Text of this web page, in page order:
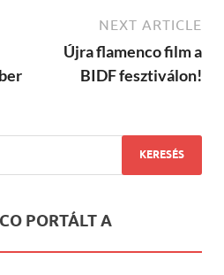
NEXT ARTICLE
Újra flamenco film a
BIDF fesztiválon!
PORTÁLT A